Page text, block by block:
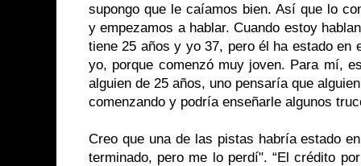
supongo que le caíamos bien. Así que lo
y empezamos a hablar. Cuando estoy
tiene 25 años y yo 37, pero él ha estado en
yo, porque comenzó muy joven. Para mí,
alguien de 25 años, uno pensaría que
comenzando y podría enseñarle algunos
Creo que una de las pistas habría estado
terminado, pero me lo perdí". “El crédito